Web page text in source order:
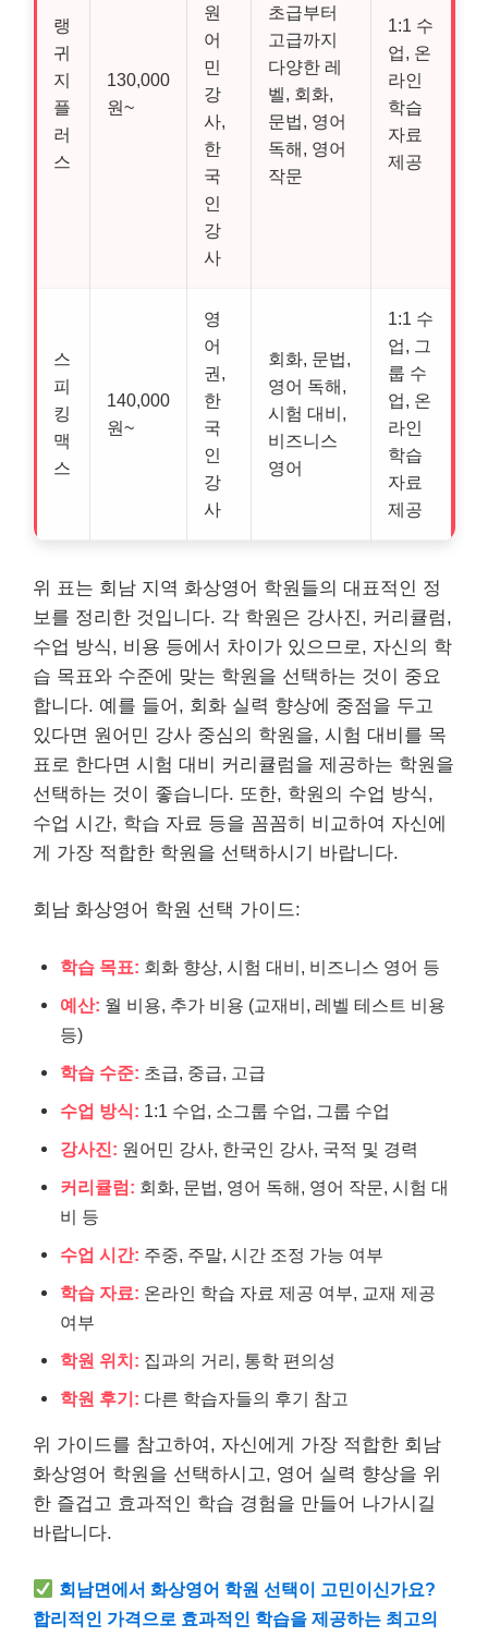
랭
귀
지
플
러
스
130,000
원~
원
어
민
강
사,
한
국
인
강
사
초급부터
고급까지
다양한 레
벨, 회화,
문법, 영어
독해, 영어
작문
1:1 수
업, 온
라인
학습
자료
제공
스
피
킹
맥
스
140,000
원~
영
어
권,
한
국
인
강
사
회화, 문법,
영어 독해,
시험 대비,
비즈니스
영어
1:1 수
업, 그
룹 수
업, 온
라인
학습
자료
제공
위 표는 회남 지역 화상영어 학원들의 대표적인 정
보를 정리한 것입니다. 각 학원은 강사진, 커리큘럼,
수업 방식, 비용 등에서 차이가 있으므로, 자신의 학
습 목표와 수준에 맞는 학원을 선택하는 것이 중요
합니다. 예를 들어, 회화 실력 향상에 중점을 두고
있다면 원어민 강사 중심의 학원을, 시험 대비를 목
표로 한다면 시험 대비 커리큘럼을 제공하는 학원을
선택하는 것이 좋습니다. 또한, 학원의 수업 방식,
수업 시간, 학습 자료 등을 꼼꼼히 비교하여 자신에
게 가장 적합한 학원을 선택하시기 바랍니다.
회남 화상영어 학원 선택 가이드:
학습 목표: 회화 향상, 시험 대비, 비즈니스 영어 등
예산: 월 비용, 추가 비용 (교재비, 레벨 테스트 비용
등)
학습 수준: 초급, 중급, 고급
수업 방식: 1:1 수업, 소그룹 수업, 그룹 수업
강사진: 원어민 강사, 한국인 강사, 국적 및 경력
커리큘럼: 회화, 문법, 영어 독해, 영어 작문, 시험 대
비 등
수업 시간: 주중, 주말, 시간 조정 가능 여부
학습 자료: 온라인 학습 자료 제공 여부, 교재 제공
여부
학원 위치: 집과의 거리, 통학 편의성
학원 후기: 다른 학습자들의 후기 참고
위 가이드를 참고하여, 자신에게 가장 적합한 회남
화상영어 학원을 선택하시고, 영어 실력 향상을 위
한 즐겁고 효과적인 학습 경험을 만들어 나가시길
바랍니다.
회남면에서 화상영어 학원 선택이 고민이신가요?
합리적인 가격으로 효과적인 학습을 제공하는 최고의